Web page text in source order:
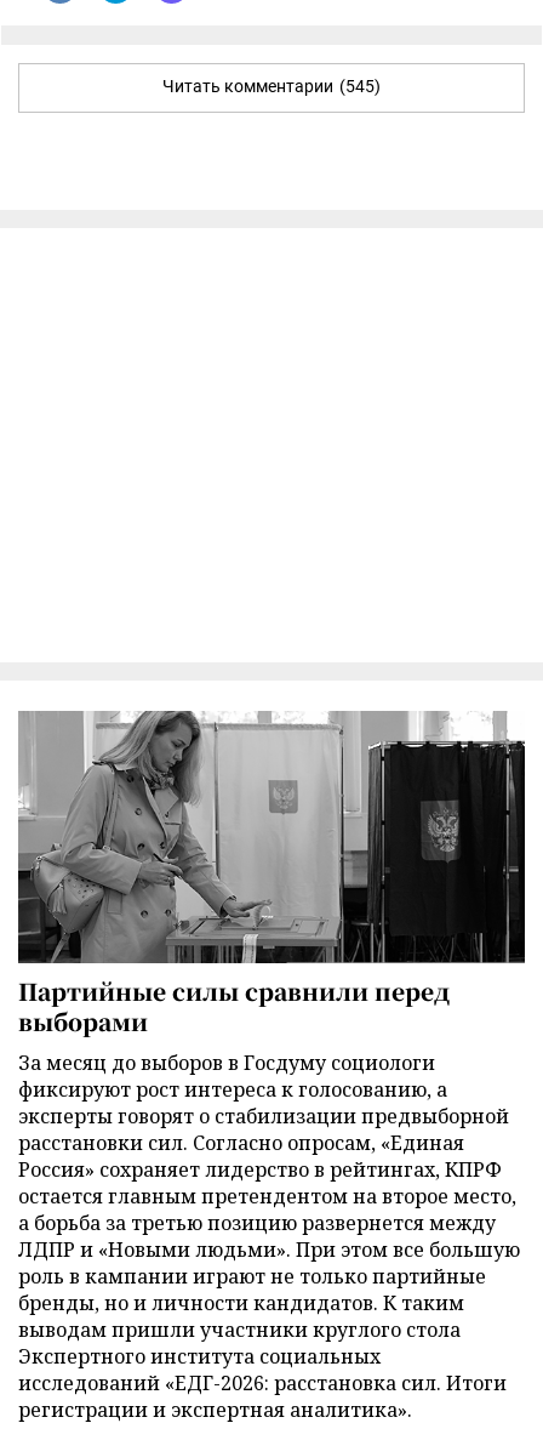
Читать комментарии (545)
Партийные силы сравнили перед
выборами
За месяц до выборов в Госдуму социологи
фиксируют рост интереса к голосованию, а
эксперты говорят о стабилизации предвыборной
расстановки сил. Согласно опросам, «Единая
Россия» сохраняет лидерство в рейтингах, КПРФ
остается главным претендентом на второе место,
а борьба за третью позицию развернется между
ЛДПР и «Новыми людьми». При этом все большую
роль в кампании играют не только партийные
бренды, но и личности кандидатов. К таким
выводам пришли участники круглого стола
Экспертного института социальных
исследований «ЕДГ-2026: расстановка сил. Итоги
регистрации и экспертная аналитика».